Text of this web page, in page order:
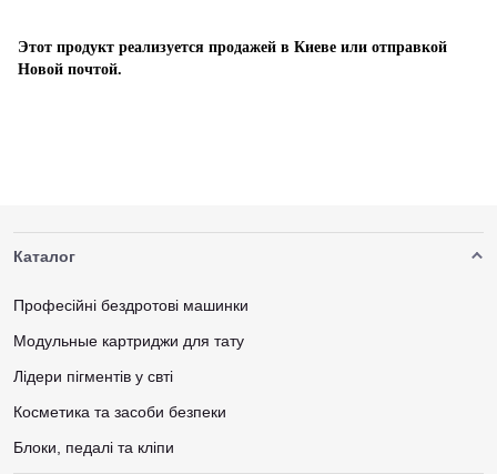
Этот продукт реализуется продажей в Киеве или отправкой
Новой почтой.
Каталог
Професійні бездротові машинки
Модульные картриджи для тату
Лідери пігментів у свті
Косметика та засоби безпеки
Блоки, педалі та кліпи